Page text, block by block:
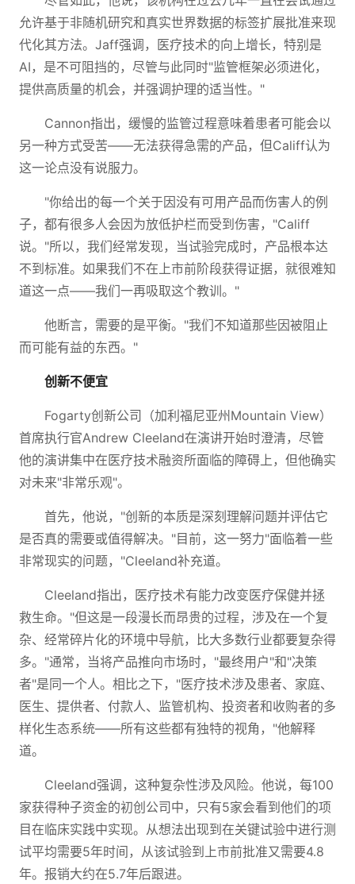
允许基于非随机研究和真实世界数据的标签扩展批准来现
代化其方法。Jaff强调，医疗技术的向上增长，特别是
AI，是不可阻挡的，尽管与此同时"监管框架必须进化，
提供高质量的机会，并强调护理的适当性。"
Cannon指出，缓慢的监管过程意味着患者可能会以
另一种方式受苦——无法获得急需的产品，但Califf认为
这一论点没有说服力。
"你给出的每一个关于因没有可用产品而伤害人的例
子，都有很多人会因为放低护栏而受到伤害，"Califf
说。"所以，我们经常发现，当试验完成时，产品根本达
不到标准。如果我们不在上市前阶段获得证据，就很难知
道这一点——我们一再吸取这个教训。"
他断言，需要的是平衡。"我们不知道那些因被阻止
而可能有益的东西。"
创新不便宜
Fogarty创新公司（加利福尼亚州Mountain View）
首席执行官Andrew Cleeland在演讲开始时澄清，尽管
他的演讲集中在医疗技术融资所面临的障碍上，但他确实
对未来"非常乐观"。
首先，他说，"创新的本质是深刻理解问题并评估它
是否真的需要或值得解决。"目前，这一努力"面临着一些
非常现实的问题，"Cleeland补充道。
Cleeland指出，医疗技术有能力改变医疗保健并拯
救生命。"但这是一段漫长而昂贵的过程，涉及在一个复
杂、经常碎片化的环境中导航，比大多数行业都要复杂得
多。"通常，当将产品推向市场时，"最终用户"和"决策
者"是同一个人。相比之下，"医疗技术涉及患者、家庭、
医生、提供者、付款人、监管机构、投资者和收购者的多
样化生态系统——所有这些都有独特的视角，"他解释
道。
Cleeland强调，这种复杂性涉及风险。他说，每100
家获得种子资金的初创公司中，只有5家会看到他们的项
目在临床实践中实现。从想法出现到在关键试验中进行测
试平均需要5年时间，从该试验到上市前批准又需要4.8
年。报销大约在5.7年后跟进。